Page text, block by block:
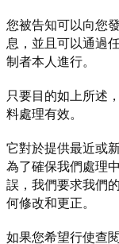
您被告知可以向您
息，並且可以通過
制者本人進行。
只要目的如上所述
料處理有效。
它對於提供最近或
為了確保我們處理
誤，我們要求我們
何修改和更正。
如果您希望行使查